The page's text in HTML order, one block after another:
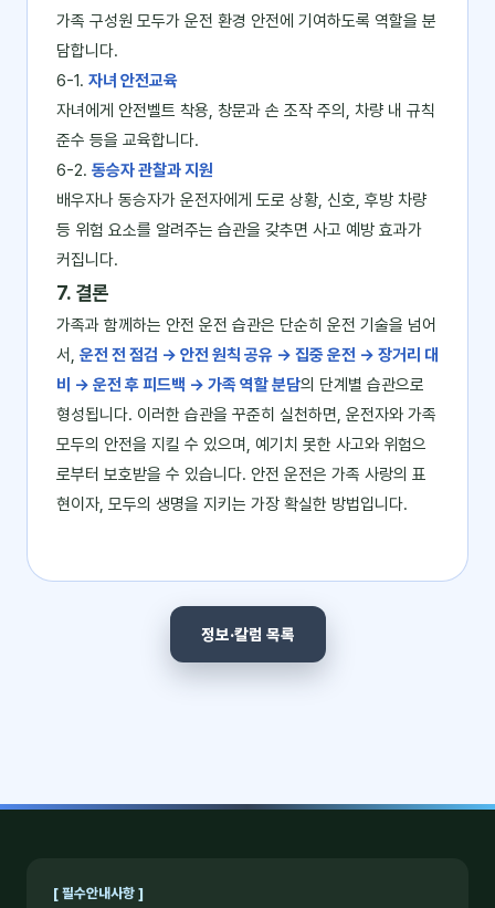
가족 구성원 모두가 운전 환경 안전에 기여하도록 역할을 분
담합니다.
6-1. 자녀 안전교육
자녀에게 안전벨트 착용, 창문과 손 조작 주의, 차량 내 규칙
준수 등을 교육합니다.
6-2. 동승자 관찰과 지원
배우자나 동승자가 운전자에게 도로 상황, 신호, 후방 차량
등 위험 요소를 알려주는 습관을 갖추면 사고 예방 효과가
커집니다.
7. 결론
가족과 함께하는 안전 운전 습관은 단순히 운전 기술을 넘어
서, 운전 전 점검 → 안전 원칙 공유 → 집중 운전 → 장거리 대
비 → 운전 후 피드백 → 가족 역할 분담의 단계별 습관으로
형성됩니다. 이러한 습관을 꾸준히 실천하면, 운전자와 가족
모두의 안전을 지킬 수 있으며, 예기치 못한 사고와 위험으
로부터 보호받을 수 있습니다. 안전 운전은 가족 사랑의 표
현이자, 모두의 생명을 지키는 가장 확실한 방법입니다.
정보·칼럼 목록
[ 필수안내사항 ]